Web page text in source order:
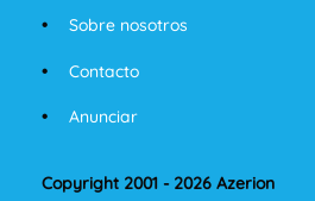
Sobre nosotros
Contacto
Anunciar
Copyright 2001 - 2026 Azerion